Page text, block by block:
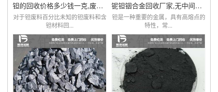
钽的回收价格多少钱一克,废旧钽电阻电容回收厂家
对于钽废料百分比未知的钽废料和含
钽材料回...
铌钽铟合金回收厂家,无中间商赚差价,价比同优
钽是一种重要的金属，具有高熔点的
特性，常...